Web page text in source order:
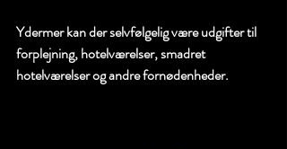
Ydermer kan der selvfølgelig være udgifter til
forplejning, hotelværelser, smadret
hotelværelser og andre fornødenheder.